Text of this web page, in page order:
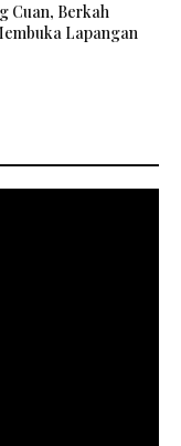
Cuan, Berkah
Lapangan